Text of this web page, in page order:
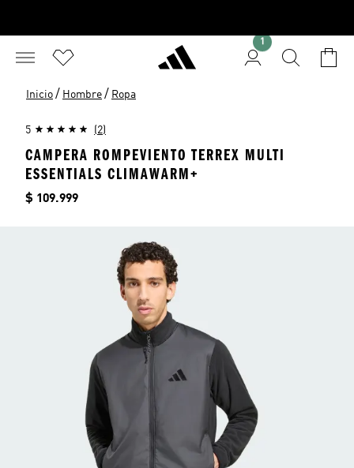
1
Inicio / Hombre / Ropa
5 (2)
CAMPERA ROMPEVIENTO TERREX MULTI
ESSENTIALS CLIMAWARM+
Precio
$ 109.999